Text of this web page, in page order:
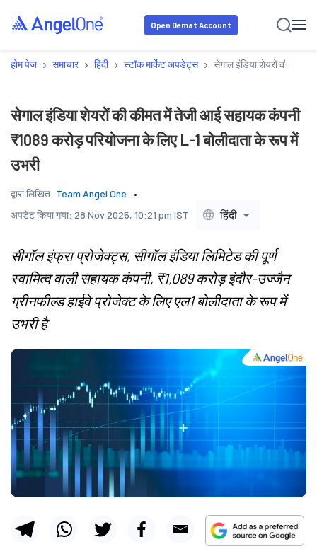
Open Demat Account
होम पेज › समाचार › हिंदी › स्टॉक मार्केट अपडेट्स › सेगाल इंडिया शेयरों की
सेगाल इंडिया शेयरों की कीमत में तेजी आई सहायक कंपनी
₹1089 करोड़ परियोजना के लिए L-1 बोलीदाता के रूप में
उभरी
द्वारा लिखित: Team Angel One
अपडेट किया गया: 28 Nov 2025, 10:21 pm IST हिंदी
सीगॉल इंफ्रा प्रोजेक्ट्स, सीगॉल इंडिया लिमिटेड की पूर्ण
स्वामित्व वाली सहायक कंपनी, ₹1,089 करोड़ इंदौर-उज्जैन
ग्रीनफील्ड हाईवे प्रोजेक्ट के लिए एल1 बोलीदाता के रूप में
उभरी है